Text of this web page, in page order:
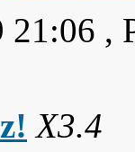
21:06 ,
X3.4